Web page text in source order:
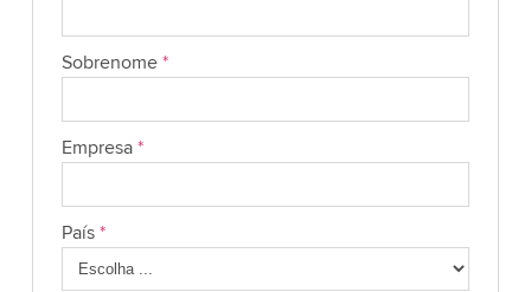
Sobrenome *
Empresa *
País *